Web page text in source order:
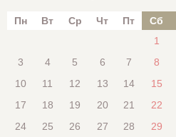
Пн Вт Ср Чт Пт Сб
1
3
4 5 6 7 8
10
11 12 13 14 15
17
18 19 20 21 22
24
25 26 27 28 29